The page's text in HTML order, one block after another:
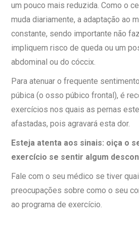
um pouco mais reduzida. Como o
muda diariamente, a adaptação ao
constante, sendo importante não
impliquem risco de queda ou um
abdominal ou do cóccix.
Para atenuar o frequente
púbica (o osso púbico frontal), é
exercícios nos quais as pernas
afastadas, pois agravará esta dor.
Esteja atenta aos sinais: oiça o
exercício se sentir algum
Fale com o seu médico se tiver
preocupações sobre como o seu
ao programa de exercício.